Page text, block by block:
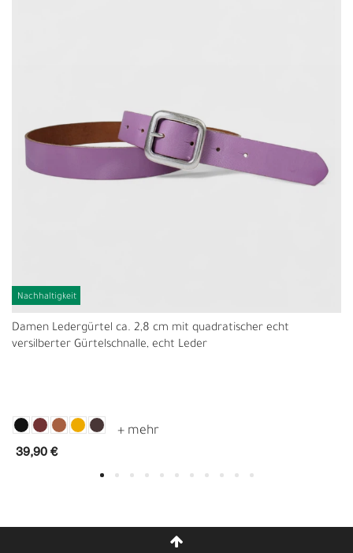
Nachhaltigkeit
Damen Ledergürtel ca. 2,8 cm mit quadratischer echt
versilberter Gürtelschnalle, echt Leder
39,90 €